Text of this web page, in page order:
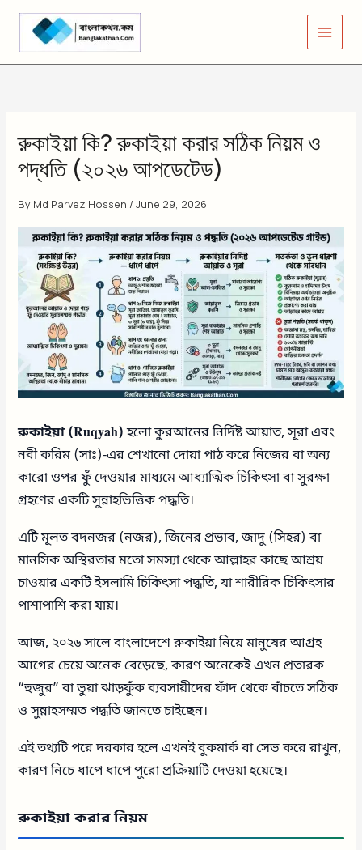
Skip
content
রুকাইয়া কি? রুকাইয়া করার সঠিক নিয়ম ও
পদ্ধতি (২০২৬ আপডেটেড)
By Md Parvez Hossen /June 29, 2026
রুকাইয়া (Ruqyah)হলো কুরআনের নির্দিষ্ট আয়াত, সূরা এবং
নবী করিম (সাঃ)-এর শেখানো দোয়া পাঠ করে নিজের বা অন্য
কারো ওপর ফুঁ দেওয়ার মাধ্যমে আধ্যাত্মিক চিকিৎসা বা সুরক্ষা
গ্রহণের একটি সুন্নাহভিত্তিক পদ্ধতি।
এটি মূলত বদনজর (নজর), জিনের প্রভাব, জাদু (সিহর) বা
মানসিক অস্থিরতার মতো সমস্যা থেকে আল্লাহর কাছে আশ্রয়
চাওয়ার একটি ইসলামি চিকিৎসা পদ্ধতি, যা শারীরিক চিকিৎসার
পাশাপাশি করা যায়।
আজ, ২০২৬ সালে বাংলাদেশে রুকাইয়া নিয়ে মানুষের আগ্রহ
আগের চেয়ে অনেক বেড়েছে, কারণ অনেকেই এখন প্রতারক
“হুজুর” বা ভুয়া ঝাড়ফুঁক ব্যবসায়ীদের ফাঁদ থেকে বাঁচতে সঠিক
ও সুন্নাহসম্মত পদ্ধতি জানতে চাইছেন।
এই তথ্যটি পরে দরকার হলে এখনই বুকমার্ক বা সেভ করে রাখুন,
কারণ নিচে ধাপে ধাপে পুরো প্রক্রিয়াটি দেওয়া হয়েছে।
রুকাইয়া করার নিয়ম